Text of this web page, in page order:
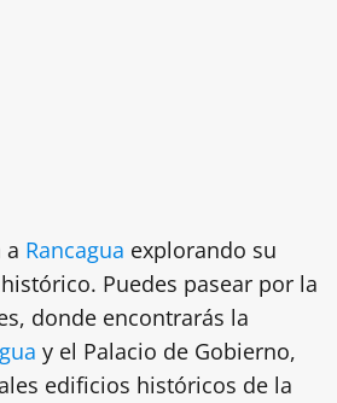
a Rancagua explorando su
Puedes pasear por la
donde encontrarás la
y el Palacio de Gobierno,
edificios históricos de la